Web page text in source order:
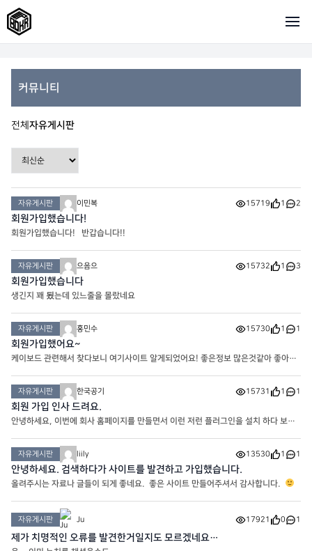
커뮤니티
전체 자유게시판
자유게시판 이민복 15719 1 2
회원가입했습니다!
회원가입했습니다! 반갑습니다!!
자유게시판 으음으 15732 1 3
회원가입했습니다
생긴지 꽤 됬는데 있느줄을 몰랐네요
자유게시판 홍민수 15730 1 1
회원가입했어요~
케이보드 관련해서 찾다보니 여기사이트 알게되었어요! 좋은정보 많은것같아 좋아요^
자유게시판 한국공기 15731 1 1
회원 가입 인사 드려요.
안녕하세요, 이번에 회사 홈페이지를 만들면서 이런 저런 플러그인을 설치 하다 보니
다. 저도 아무 오래전…. ^^ 에 개인 홈페이지를 만들어
자유게시판 liily 13530 1 1
안녕하세요. 검색하다가 사이트를 발견하고 가입했습니다.
올려주시는 자료나 글들이 되게 좋네요. 좋은 사이트 만들어주셔서 감사합니다.
자유게시판 Ju 17921 0 1
제가 치명적인 오류를 발견한거일지도 모르겠네요…